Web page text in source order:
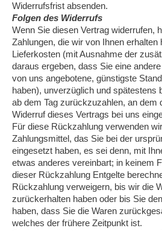
Widerrufsfrist absenden.
Folgen des Widerrufs
Wenn Sie diesen Vertrag widerrufen,
Zahlungen, die wir von Ihnen
Lieferkosten (mit Ausnahme der
daraus ergeben, dass Sie eine
von uns angebotene, günstigste
haben), unverzüglich und spätestens
ab dem Tag zurückzuzahlen, an dem
Widerruf dieses Vertrags bei uns
Für diese Rückzahlung verwenden
Zahlungsmittel, das Sie bei der
eingesetzt haben, es sei denn, mit
etwas anderes vereinbart; in keinem
dieser Rückzahlung Entgelte
Rückzahlung verweigern, bis wir die
zurückerhalten haben oder bis Sie
haben, dass Sie die Waren
welches der frühere Zeitpunkt ist.